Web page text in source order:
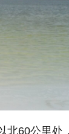
60公里处